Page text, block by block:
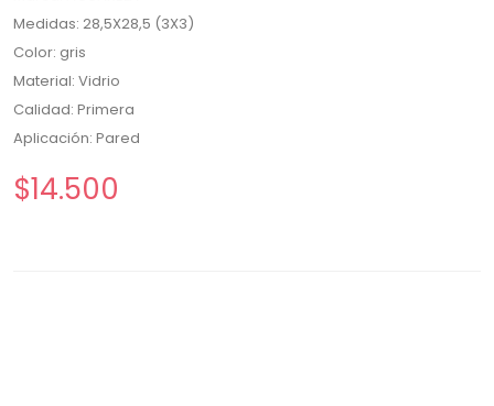
Medidas: 28,5X28,5 (3X3)
Color: gris
Material: Vidrio
Calidad: Primera
Aplicación: Pared
$14.500